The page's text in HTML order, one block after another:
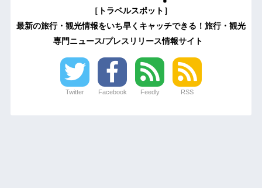
［トラベルスポット］
最新の旅行・観光情報をいち早くキャッチできる！旅行・観光
専門ニュース/プレスリリース情報サイト
Twitter Facebook Feedly RSS